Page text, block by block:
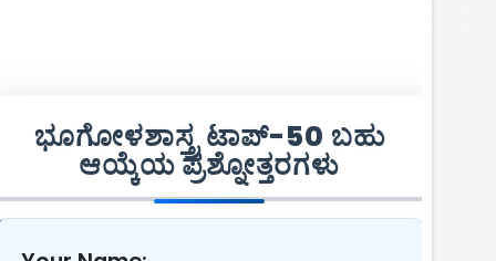
ಭೂಗೋಳಶಾಸ್ತ್ರ ಟಾಪ್-50 ಬಹು
ಆಯ್ಕೆಯ ಪ್ರಶ್ನೋತ್ತರಗಳು